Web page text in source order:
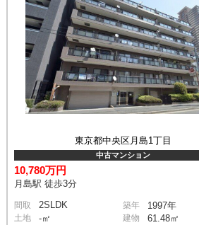
東京都中央区月島1丁目
中古マンション
10,780万円
月島駅 徒歩3分
間取 2SLDK 築年 1997年
土地 -㎡ 建物 61.48㎡